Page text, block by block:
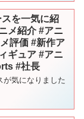
を一気に紹
メ紹介 #アニ
評価 #新作ア
ギュア #アニ
#社長
が気になりました